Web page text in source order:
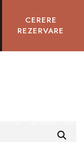
CERERE
REZERVARE